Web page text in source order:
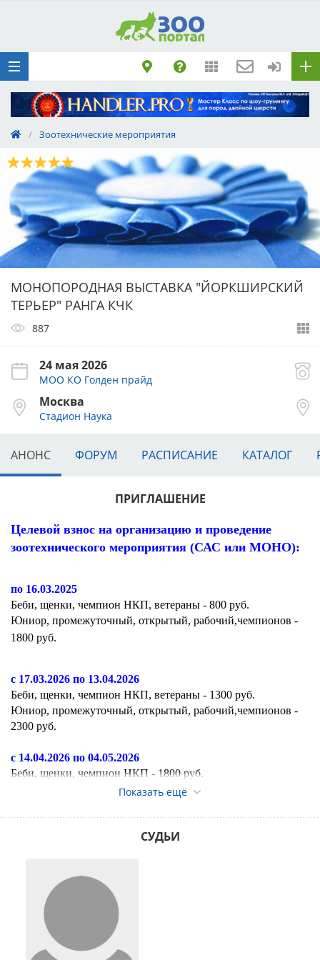
/ Зоотехнические мероприятия
МОНОПОРОДНАЯ ВЫСТАВКА "ЙОРКШИРСКИЙ
ТЕРЬЕР" РАНГА КЧК
887
24 мая 2026
МОО КО Голден прайд
Москва
Стадион Наука
АНОНС ФОРУМ РАСПИСАНИЕ КАТАЛОГ
ПРИГЛАШЕНИЕ
Целевой взнос на организацию и проведение
зоотехнического мероприятия (САС или МОНО):
по 16.03.2025
Беби, щенки, чемпион НКП, ветераны - 800 руб.
Юниор, промежуточный, открытый, рабочий,чемпионов -
1800 руб.
с 17.03.2026 по 13.04.2026
Беби, щенки, чемпион НКП, ветераны - 1300 руб.
Юниор, промежуточный, открытый, рабочий,чемпионов -
2300 руб.
с 14.04.2026 по 04.05.2026
Беби, щенки, чемпион НКП - 1800 руб.
Юниор, промежуточный, открытый, рабочий,чемпионов -
Ветераны - 1500 руб.
Юниор, промежуточный, открытый, рабочий,чемпионов -
3300 руб.
Ветераны - 1700 руб.
с 19.05.2026 по 22.05.2026
Показать ещё
СУДЬИ
метрики
Поездку
Обращение